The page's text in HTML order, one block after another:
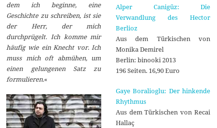
dem ich beginne, eine
Geschichte zu schreiben, ist sie
der Herr, der mich
durchprügelt. Ich komme mir
häufig wie ein Knecht vor. Ich
muss mich oft abmühen, um
einen gelungenen Satz zu
formulieren.«
Alper Canigüz: Die
Verwandlung des Hector
Berlioz
Aus dem Türkischen von
Monika Demirel
Berlin: binooki 2013
196 Seiten. 16,90 Euro
Gaye Boralioglu: Der hinkende
Rhythmus
Aus dem Türkischen von Recai
Hallaç